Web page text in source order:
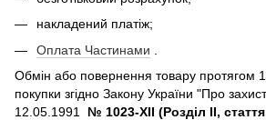
накладений платіж;
Оплата Частинами
Обмін або повернення товару протягом
покупки згідно Закону України "Про
12.05.1991 № 1023-XII (Розділ II,